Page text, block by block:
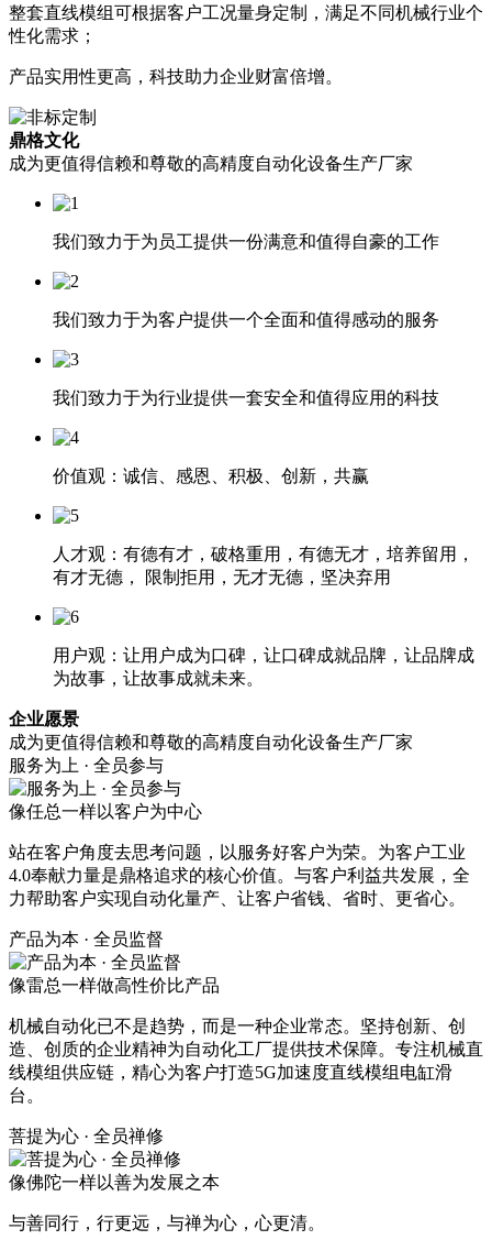
整套直线模组可根据客户工况量身定制，满足不同机械行业个
性化需求；
产品实用性更高，科技助力企业财富倍增。
鼎格文化
成为更值得信赖和尊敬的高精度自动化设备生产厂家
我们致力于为员工提供一份满意和值得自豪的工作
我们致力于为客户提供一个全面和值得感动的服务
我们致力于为行业提供一套安全和值得应用的科技
价值观：诚信、感恩、积极、创新，共赢
人才观：有德有才，破格重用，有德无才，培养留用，
有才无德， 限制拒用，无才无德，坚决弃用
用户观：让用户成为口碑，让口碑成就品牌，让品牌成
为故事，让故事成就未来。
企业愿景
成为更值得信赖和尊敬的高精度自动化设备生产厂家
服务为上 · 全员参与
像任总一样以客户为中心
站在客户角度去思考问题，以服务好客户为荣。为客户工业
4.0奉献力量是鼎格追求的核心价值。与客户利益共发展，全
力帮助客户实现自动化量产、让客户省钱、省时、更省心。
产品为本 · 全员监督
像雷总一样做高性价比产品
机械自动化已不是趋势，而是一种企业常态。坚持创新、创
造、创质的企业精神为自动化工厂提供技术保障。专注机械直
线模组供应链，精心为客户打造5G加速度直线模组电缸滑
台。
菩提为心 · 全员禅修
像佛陀一样以善为发展之本
与善同行，行更远，与禅为心，心更清。